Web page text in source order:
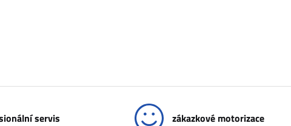
servis zákazkové motorizace